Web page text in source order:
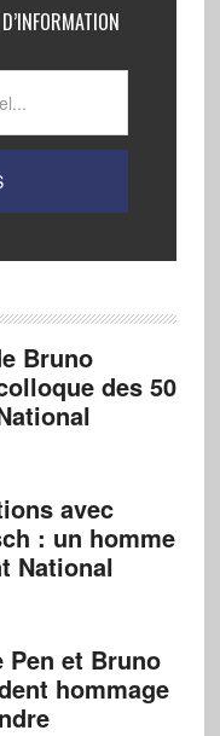
Bruno
des 50
avec
: un homme
National
Pen et Bruno
hommage